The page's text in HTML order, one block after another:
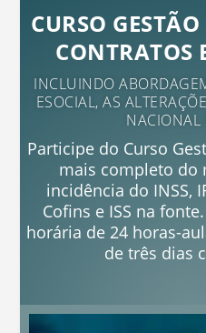
CURSO
CONTRATOS
INCLUINDO
ESOCIAL, AS
NACIONAL
Participe do Curso
mais completo do
incidência do INSS,
Cofins e ISS na
horária de 24 horas-
de três dias